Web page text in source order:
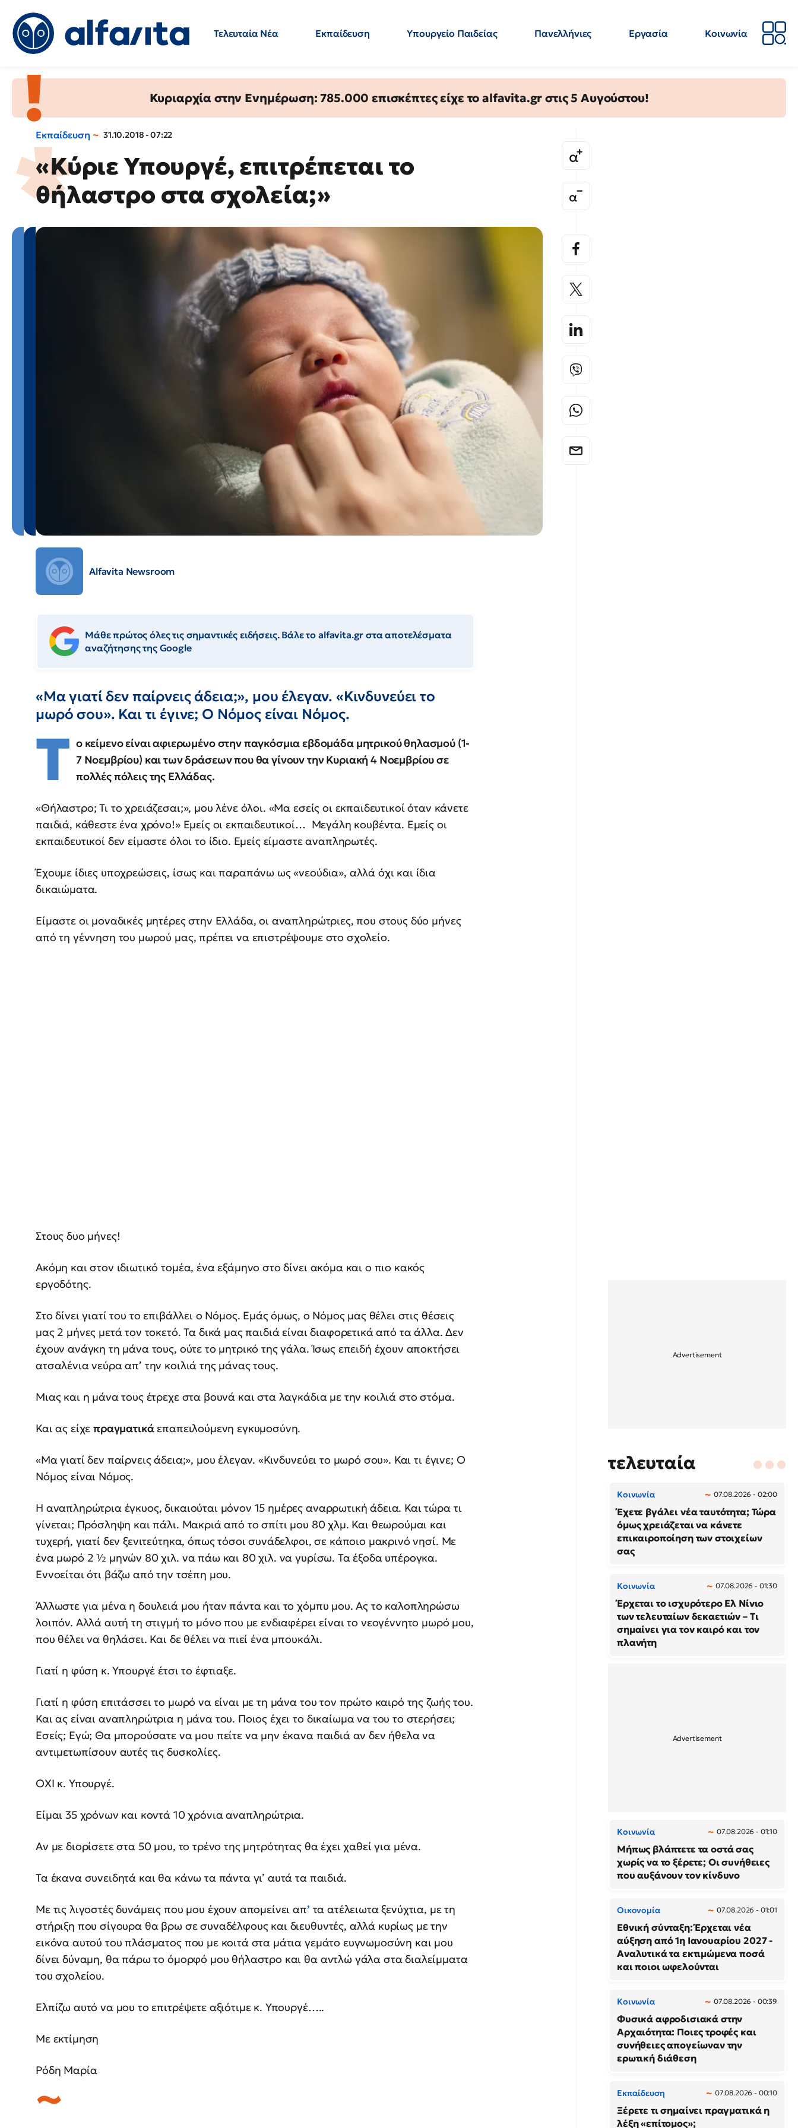
Τελευταία Νέα Εκπαίδευση Υπουργείο Παιδείας Πανελλήνιες Εργασία
Κοινωνία
Κυριαρχία στην Ενημέρωση: 785.000 επισκέπτες είχε το alfavita.gr στις 5 Αυγούστου!
Εκπαίδευση 31.10.2018 - 07:22
«Κύριε Υπουργέ, επιτρέπεται το
θήλαστρο στα σχολεία;»
Alfavita Newsroom
Μάθε πρώτος όλες τις σημαντικές ειδήσεις. Βάλε το alfavita.gr στα αποτελέσματα
αναζήτησης της Google
«Μα γιατί δεν παίρνεις άδεια;», μου έλεγαν. «Κινδυνεύει το
μωρό σου». Και τι έγινε; Ο Νόμος είναι Νόμος.
Τ ο κείμενο είναι αφιερωμένο στην παγκόσμια εβδομάδα μητρικού θηλασμού (1-
7 Νοεμβρίου) και των δράσεων που θα γίνουν την Κυριακή 4 Νοεμβρίου σε
πολλές πόλεις της Ελλάδας.
«Θήλαστρο; Τι το χρειάζεσαι;», μου λένε όλοι. «Μα εσείς οι εκπαιδευτικοί όταν κάνετε
παιδιά, κάθεστε ένα χρόνο!» Εμείς οι εκπαιδευτικοί… Μεγάλη κουβέντα. Εμείς οι
εκπαιδευτικοί δεν είμαστε όλοι το ίδιο. Εμείς είμαστε αναπληρωτές.
Έχουμε ίδιες υποχρεώσεις, ίσως και παραπάνω ως «νεούδια», αλλά όχι και ίδια
δικαιώματα.
Είμαστε οι μοναδικές μητέρες στην Ελλάδα, οι αναπληρώτριες, που στους δύο μήνες
από τη γέννηση του μωρού μας, πρέπει να επιστρέψουμε στο σχολείο.
Στους δυο μήνες!
Ακόμη και στον ιδιωτικό τομέα, ένα εξάμηνο στο δίνει ακόμα και ο πιο κακός
εργοδότης.
Στο δίνει γιατί του το επιβάλλει ο Νόμος. Εμάς όμως, ο Νόμος μας θέλει στις θέσεις
μας 2 μήνες μετά τον τοκετό. Τα δικά μας παιδιά είναι διαφορετικά από τα άλλα. Δεν
έχουν ανάγκη τη μάνα τους, ούτε το μητρικό της γάλα. Ίσως επειδή έχουν αποκτήσει
ατσαλένια νεύρα απ’ την κοιλιά της μάνας τους.
Μιας και η μάνα τους έτρεχε στα βουνά και στα λαγκάδια με την κοιλιά στο στόμα.
Και ας είχεπραγματικάεπαπειλούμενη εγκυμοσύνη.
«Μα γιατί δεν παίρνεις άδεια;», μου έλεγαν. «Κινδυνεύει το μωρό σου». Και τι έγινε; Ο
Νόμος είναι Νόμος.
Η αναπληρώτρια έγκυος, δικαιούται μόνον 15 ημέρες αναρρωτική άδεια. Και τώρα τι
γίνεται; Πρόσληψη και πάλι. Μακριά από το σπίτι μου 80 χλμ. Και θεωρούμαι και
τυχερή, γιατί δεν ξενιτεύτηκα, όπως τόσοι συνάδελφοι, σε κάποιο μακρινό νησί. Με
ένα μωρό 2 ½ μηνών 80 χιλ. να πάω και 80 χιλ. να γυρίσω. Τα έξοδα υπέρογκα.
Εννοείται ότι βάζω από την τσέπη μου.
Άλλωστε για μένα η δουλειά μου ήταν πάντα και το χόμπυ μου. Ας το καλοπληρώσω
λοιπόν. Αλλά αυτή τη στιγμή το μόνο που με ενδιαφέρει είναι το νεογέννητο μωρό μου,
που θέλει να θηλάσει. Και δε θέλει να πιεί ένα μπουκάλι.
Γιατί η φύση κ. Υπουργέ έτσι το έφτιαξε.
Γιατί η φύση επιτάσσει το μωρό να είναι με τη μάνα του τον πρώτο καιρό της ζωής του.
Και ας είναι αναπληρώτρια η μάνα του. Ποιος έχει το δικαίωμα να του το στερήσει;
Εσείς; Εγώ; Θα μπορούσατε να μου πείτε να μην έκανα παιδιά αν δεν ήθελα να
αντιμετωπίσουν αυτές τις δυσκολίες.
ΟΧΙ κ. Υπουργέ.
Είμαι 35 χρόνων και κοντά 10 χρόνια αναπληρώτρια.
Αν με διορίσετε στα 50 μου, το τρένο της μητρότητας θα έχει χαθεί για μένα.
Τα έκανα συνειδητά και θα κάνω τα πάντα γι’ αυτά τα παιδιά.
Με τις λιγοστές δυνάμεις που μου έχουν απομείνει απ’ τα ατέλειωτα ξενύχτια, με τη
στήριξη που σίγουρα θα βρω σε συναδέλφους και διευθυντές, αλλά κυρίως με την
εικόνα αυτού του πλάσματος που με κοιτά στα μάτια γεμάτο ευγνωμοσύνη και μου
δίνει δύναμη, θα πάρω το όμορφό μου θήλαστρο και θα αντλώ γάλα στα διαλείμματα
του σχολείου.
Ελπίζω αυτό να μου το επιτρέψετε αξιότιμε κ. Υπουργέ…..
Με εκτίμηση
Ρόδη Μαρία
τελευταία
Κοινωνία 07.08.2026 - 02:00
Έχετε βγάλει νέα ταυτότητα; Τώρα
όμως χρειάζεται να κάνετε
επικαιροποίηση των στοιχείων
σας
Κοινωνία 07.08.2026 - 01:30
Έρχεται το ισχυρότερο Ελ Νίνιο
των τελευταίων δεκαετιών – Τι
σημαίνει για τον καιρό και τον
πλανήτη
Κοινωνία 07.08.2026 - 01:10
Μήπως βλάπτετε τα οστά σας
χωρίς να το ξέρετε; Οι συνήθειες
που αυξάνουν τον κίνδυνο
Οικονομία 07.08.2026 - 01:01
Εθνική σύνταξη: Έρχεται νέα
αύξηση από 1η Ιανουαρίου 2027 -
Αναλυτικά τα εκτιμώμενα ποσά
και ποιοι ωφελούνται
Κοινωνία 07.08.2026 - 00:39
Φυσικά αφροδισιακά στην
Αρχαιότητα: Ποιες τροφές και
συνήθειες απογείωναν την
ερωτική διάθεση
Εκπαίδευση 07.08.2026 - 00:10
Ξέρετε τι σημαίνει πραγματικά η
λέξη «επίτομος»;